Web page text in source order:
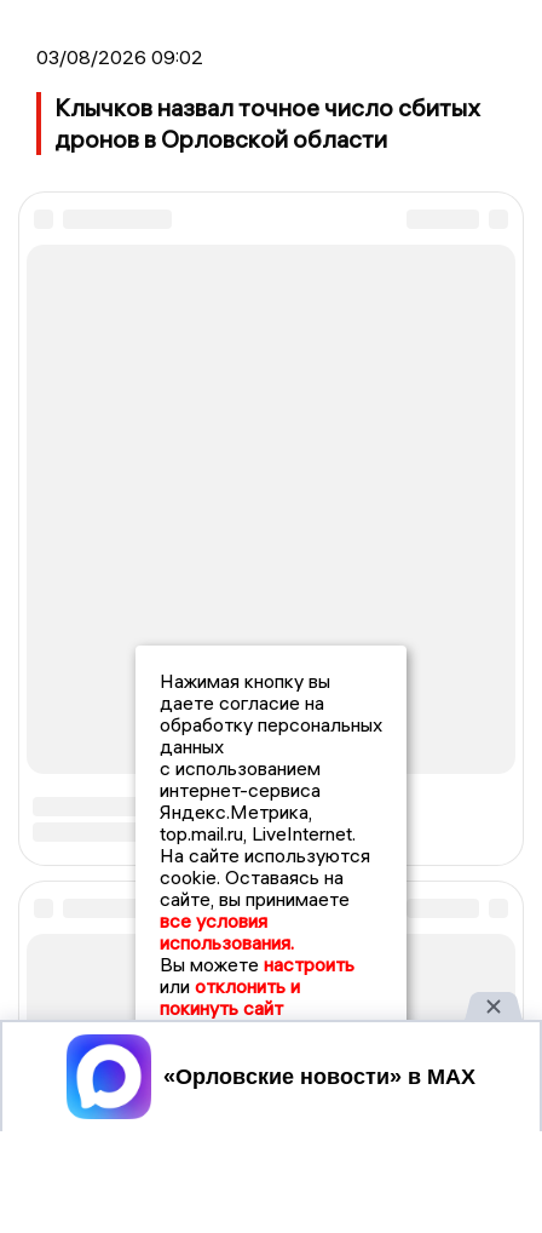
03/08/2026 09:02
Клычков назвал точное число сбитых
дронов в Орловской области
Нажимая кнопку вы
даете согласие на
обработку персональных
данных
с использованием
интернет-сервиса
Яндекс.Метрика,
top.mail.ru, LiveInternet.
На сайте используются
cookie. Оставаясь на
сайте, вы принимаете
все условия
использования.
Вы можете настроить
или отклонить и
покинуть сайт
Принять